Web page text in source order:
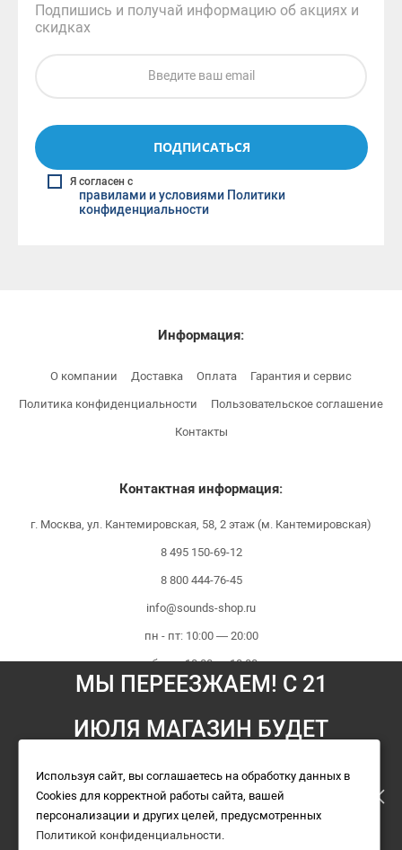
Подпишись и получай информацию об акциях и
скидках
ПОДПИСАТЬСЯ
Я согласен с
правилами и условиями Политики
конфиденциальности
МЫ ПЕРЕЕЗЖАЕМ! С 21
ИЮЛЯ МАГАЗИН БУДЕТ
РАБОТАТЬ ПО НОВОМУ
АДРЕСУ. ПОДРОБНАЯ
Информация:
О компании Доставка Оплата Гарантия и сервис
Политика конфиденциальности Пользовательское соглашение
Контакты
Контактная информация:
г. Москва, ул. Кантемировская, 58, 2 этаж (м. Кантемировская)
8 495 150-69-12
8 800 444-76-45
info@sounds-shop.ru
пн - пт: 10:00 — 20:00
сб - вс: 10:00 — 18:00
Мы принимаем платежи:
Используя сайт, вы соглашаетесь на обработку данных в
Cookies для корректной работы сайта, вашей
персонализации и других целей, предусмотренных
Политикой конфиденциальности.